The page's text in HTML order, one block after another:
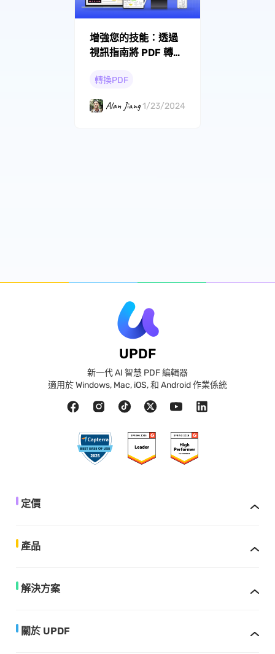
增強您的技能：透過
視訊指南將 PDF 轉換
轉換PDF
Alan Jiang1/23/2024
UPDF
新一代 AI 智慧 PDF 編輯器
適用於 Windows, Mac, iOS, 和 Android 作業係統
定價
產品
解決方案
關於 UPDF